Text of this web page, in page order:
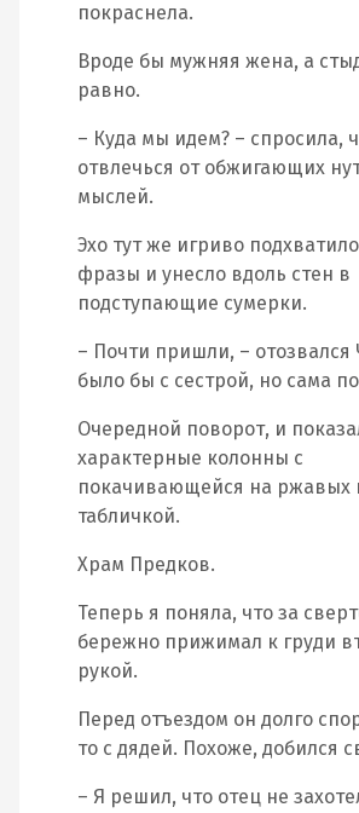
покраснела.
Вроде бы мужняя жена, а
равно.
– Куда мы идем? – спросила,
отвлечься от обжигающих
мыслей.
Эхо тут же игриво
фразы и унесло вдоль стен в
подступающие сумерки.
– Почти пришли, – отозвался
было бы с сестрой, но сама
Очередной поворот, и
характерные колонны с
покачивающейся на ржавых
табличкой.
Храм Предков.
Теперь я поняла, что за
бережно прижимал к груди
рукой.
Перед отъездом он долго
то с дядей. Похоже, добился
– Я решил, что отец не